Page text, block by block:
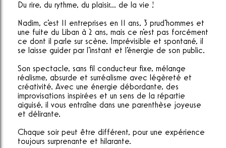
Du rire, du rythme, du plaisir... de la vie !
Nadim, c'est 11 entreprises en 11 ans, 3 prud'hommes et
une fuite du Liban à 2 ans, mais ce n'est pas forcément
ce dont il parle sur scène. Imprévisible et spontané, il
se laisse guider par l'instant et l'énergie de son public.
Son spectacle, sans fil conducteur fixe, mélange
réalisme, absurde et surréalisme avec légèreté et
créativité. Avec une énergie débordante, des
improvisations inspirées et un sens de la répartie
aiguisé, il vous entraîne dans une parenthèse joyeuse
et délirante.
Chaque soir peut être différent, pour une expérience
toujours surprenante et hilarante.